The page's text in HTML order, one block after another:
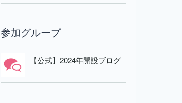
参加グループ
【公式】2024年開設ブログ